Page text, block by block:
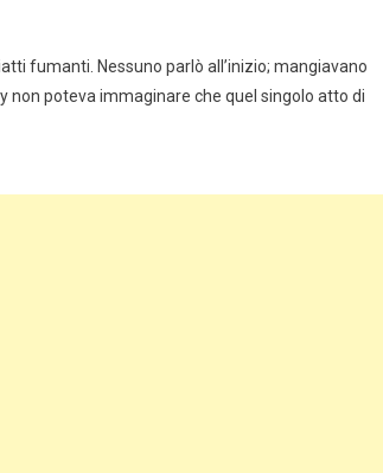
fumanti. Nessuno parlò all’inizio; mangiavano
poteva immaginare che quel singolo atto di